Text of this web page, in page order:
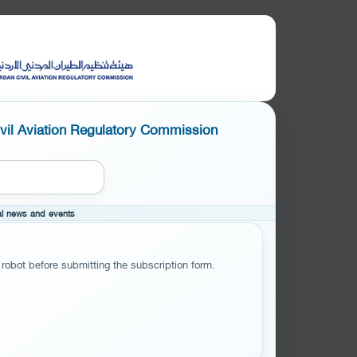
Aviation Regulatory Commission
news and events
before submitting the subscription form.